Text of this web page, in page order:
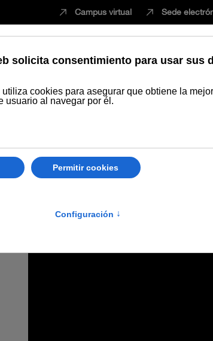
Campus virtual Sede
EstudiarInnovaciónVida
su oferta académica en la Feria de Postgrado y